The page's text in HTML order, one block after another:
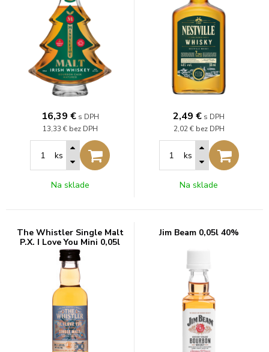
16,39 € s DPH
13,33 € bez DPH
ks
Na sklade
2,49 € s DPH
2,02 € bez DPH
ks
Na sklade
The Whistler Single Malt
P.X. I Love You Mini 0,05l
46%
Jim Beam 0,05l 40%